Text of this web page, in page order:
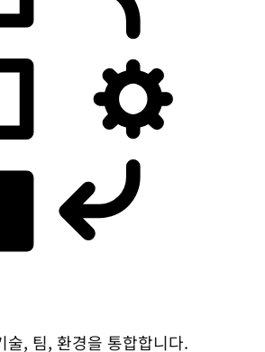
술, 팀, 환경을 통합합니다.